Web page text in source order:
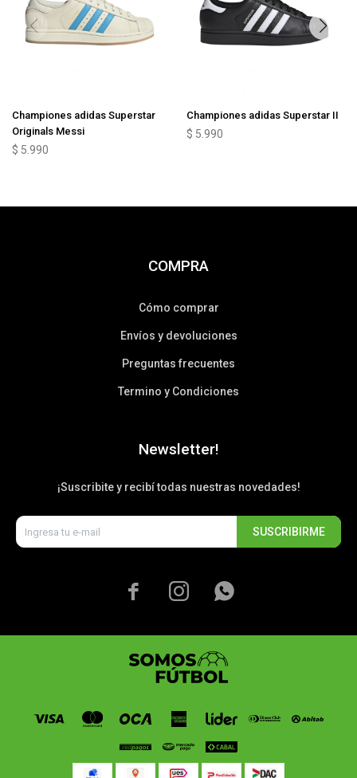
Championes adidas Superstar
Originals Messi
$ 5.990
Championes adidas Superstar II
$ 5.990
COMPRA
Cómo comprar
Envíos y devoluciones
Preguntas frecuentes
Termino y Condiciones
Newsletter!
¡Suscribite y recibí todas nuestras novedades!
SUSCRIBIRME
  